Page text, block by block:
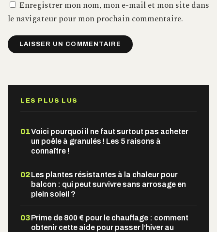
Enregistrer mon nom, mon e-mail et mon site dans
le navigateur pour mon prochain commentaire.
LES PLUS LUS
01Voici pourquoi il ne faut surtout pas acheter
un poêle à granulés ! Les 5 raisons à
connaître !
02Les plantes résistantes à la chaleur pour
balcon : qui peut survivre sans arrosage en
plein soleil ?
03Prime de 800 € pour le chauffage : comment
obtenir cette aide pour passer l’hiver au